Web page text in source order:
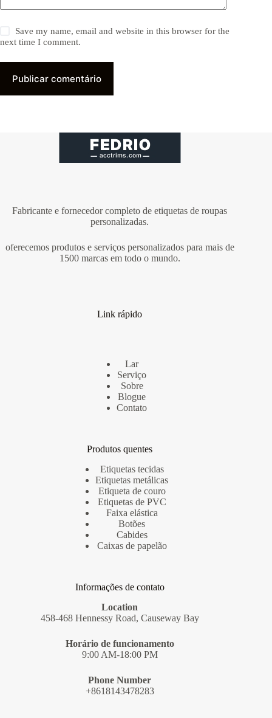
Save my name, email and website in this browser for the
next time I comment.
Publicar comentário
Fabricante e fornecedor completo de etiquetas de roupas
personalizadas.
oferecemos produtos e serviços personalizados para mais de
1500 marcas em todo o mundo.
Link rápido
Lar
Serviço
Sobre
Blogue
Contato
Produtos quentes
Etiquetas tecidas
Etiquetas metálicas
Etiqueta de couro
Etiquetas de PVC
Faixa elástica
Botões
Cabides
Caixas de papelão
Informações de contato
Location
458-468 Hennessy Road, Causeway Bay
Horário de funcionamento
9:00 AM-18:00 PM
Phone Number
+8618143478283